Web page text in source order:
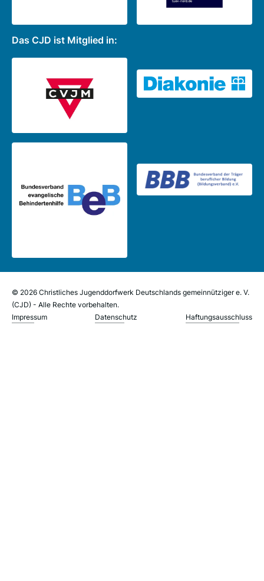
Das CJD ist Mitglied in:
© 2026 Christliches Jugenddorfwerk Deutschlands gemeinnütziger e. V.
(CJD) - Alle Rechte vorbehalten.
Impressum
Datenschutz Haftungsausschluss